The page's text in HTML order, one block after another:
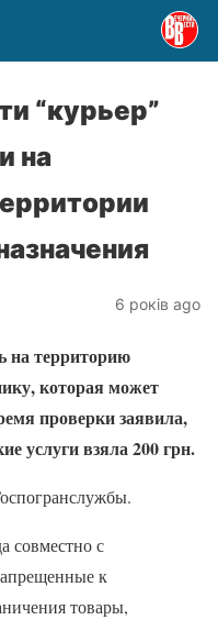
“курьер”
на
6 років ago
на территорию
которая может
проверки заявила,
услуги взяла 200 грн.
совместно с
к
товары,